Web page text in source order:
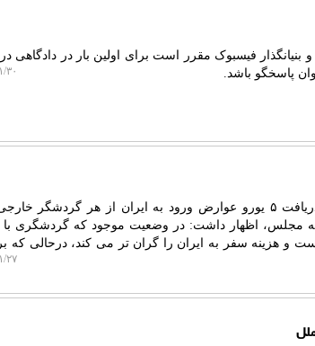
فیسبوک مقرر است برای اولین بار در دادگاهی در
پاسخگو باشد.
۱۴۰۴/
لیمو بلاگ: به گزارش لیمو بلاگ، با تصویب دریافت ۵ یورو عوارض ورود به ایران از هر
مجلس، اظهار داشت: در وضعیت موجود که گردشگری با
و هزینه سفر به ایران را گران تر می کند، درحالی که
۱۴۰۴/